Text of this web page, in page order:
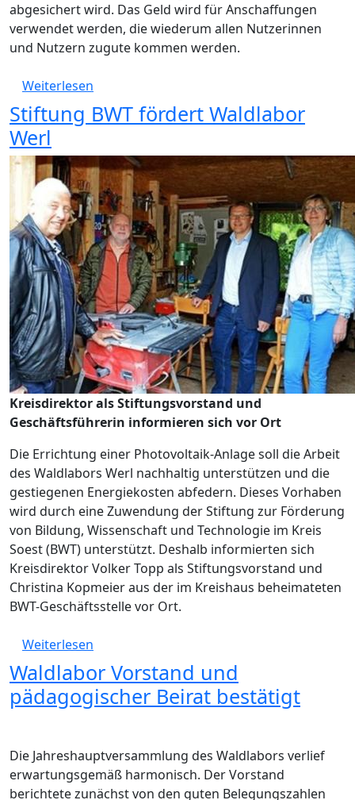
abgesichert wird. Das Geld wird für Anschaffungen
verwendet werden, die wiederum allen Nutzerinnen
und Nutzern zugute kommen werden.
Weiterlesen
Stiftung BWT fördert Waldlabor
Werl
Kreisdirektor als Stiftungsvorstand und
Geschäftsführerin informieren sich vor Ort
Die Errichtung einer Photovoltaik-Anlage soll die Arbeit
des Waldlabors Werl nachhaltig unterstützen und die
gestiegenen Energiekosten abfedern. Dieses Vorhaben
wird durch eine Zuwendung der Stiftung zur Förderung
von Bildung, Wissenschaft und Technologie im Kreis
Soest (BWT) unterstützt. Deshalb informierten sich
Kreisdirektor Volker Topp als Stiftungsvorstand und
Christina Kopmeier aus der im Kreishaus beheimateten
BWT-Geschäftsstelle vor Ort.
Weiterlesen
Waldlabor Vorstand und
pädagogischer Beirat bestätigt
Die Jahreshauptversammlung des Waldlabors verlief
erwartungsgemäß harmonisch. Der Vorstand
berichtete zunächst von den guten Belegungszahlen